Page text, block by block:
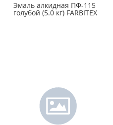
Эмаль алкидная ПФ-115
голубой (5.0 кг) FARBITEX